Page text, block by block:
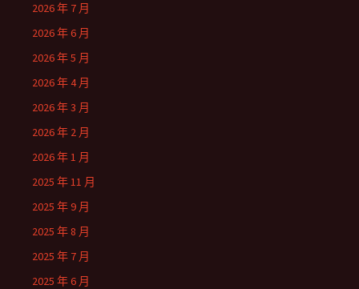
2026 年 7 月
2026 年 6 月
2026 年 5 月
2026 年 4 月
2026 年 3 月
2026 年 2 月
2026 年 1 月
2025 年 11 月
2025 年 9 月
2025 年 8 月
2025 年 7 月
2025 年 6 月